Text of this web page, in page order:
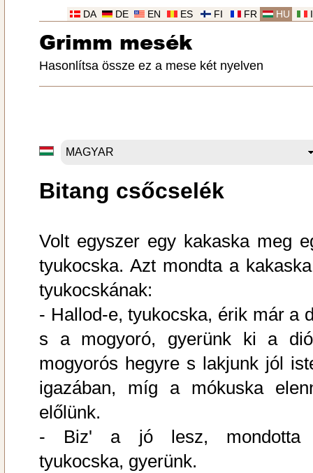
HU
FR
FI
ES
EN
DE
DA
Grimm mesék
Hasonlítsa össze ez a mese két nyelven
Bitang csőcselék
Volt egyszer egy kakaska meg
tyukocska. Azt mondta a
tyukocskának:
- Hallod-e, tyukocska, érik már a
s a mogyoró, gyerünk ki a
mogyorós hegyre s lakjunk jól
igazában, míg a mókuska
előlünk.
- Biz' a jó lesz, mondotta
tyukocska, gyerünk.